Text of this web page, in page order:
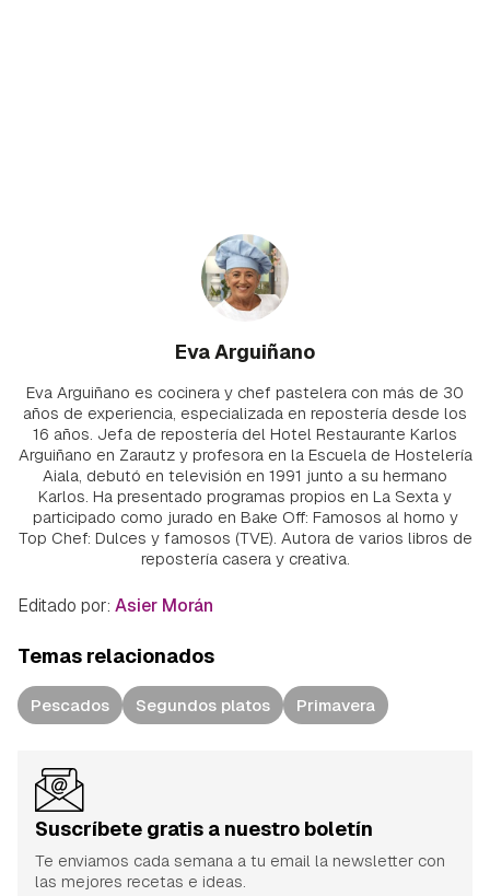
Eva Arguiñano
Eva Arguiñano es cocinera y chef pastelera con más de 30
años de experiencia, especializada en repostería desde los
16 años. Jefa de repostería del Hotel Restaurante Karlos
Arguiñano en Zarautz y profesora en la Escuela de Hostelería
Aiala, debutó en televisión en 1991 junto a su hermano
Karlos. Ha presentado programas propios en La Sexta y
participado como jurado en Bake Off: Famosos al horno y
Top Chef: Dulces y famosos (TVE). Autora de varios libros de
repostería casera y creativa.
Editado por: Asier Morán
Temas relacionados
Pescados Segundos platos Primavera
Suscríbete gratis a nuestro boletín
Te enviamos cada semana a tu email la newsletter con
las mejores recetas e ideas.